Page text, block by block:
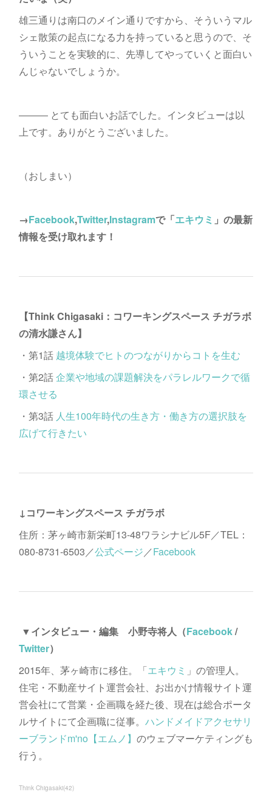
雄三通りは南口のメイン通りですから、そういうマル
シェ散策の起点になる力を持っていると思うので、そ
ういうことを実験的に、先導してやっていくと面白い
んじゃないでしょうか。
――― とても面白いお話でした。インタビューは以
上です。ありがとうございました。
（おしまい）
→Facebook,Twitter,Instagramで「エキウミ 」の最新
情報を受け取れます！
【Think Chigasaki：コワーキングスペース チガラボ
の清水謙さん】
・第1話 越境体験でヒトのつながりからコトを生む
・第2話企業や地域の課題解決をパラレルワークで循
環させる
・第3話 人生100年時代の生き方・働き方の選択肢を
広げて行きたい
↓コワーキングスペース チガラボ
住所：茅ヶ崎市新栄町13-48ワラシナビル5F／TEL：
080-8731-6503／公式ページ ／Facebook
▼インタビュー・編集 小野寺将人（Facebook/
Twitter）
2015年、茅ヶ崎市に移住。「エキウミ 」の管理人。
住宅・不動産サイト運営会社、お出かけ情報サイト運
営会社にて営業・企画職を経た後、現在は総合ポータ
ルサイトにて企画職に従事。 ハンドメイドアクセサリ
ーブランドm'no【エムノ】 のウェブマーケティングも
行う。
Think Chigasaki(42)